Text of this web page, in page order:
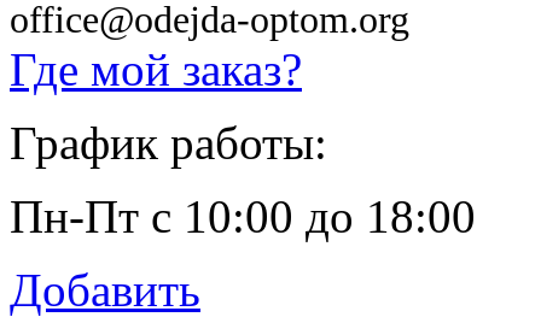
office@odejda-optom.org
Где мой заказ?
График работы:
Пн-Пт с 10:00 до 18:00
Добавить